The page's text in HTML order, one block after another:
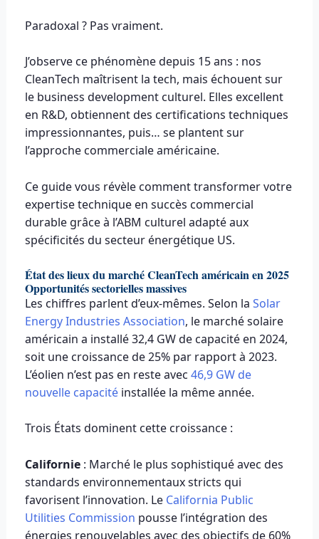
Paradoxal ? Pas vraiment.
J’observe ce phénomène depuis 15 ans : nos
CleanTech maîtrisent la tech, mais échouent sur
le business development culturel. Elles excellent
en R&D, obtiennent des certifications techniques
impressionnantes, puis… se plantent sur
l’approche commerciale américaine.
Ce guide vous révèle comment transformer votre
expertise technique en succès commercial
durable grâce à l’ABM culturel adapté aux
spécificités du secteur énergétique US.
État des lieux du marché CleanTech américain en 2025
Opportunités sectorielles massives
Les chiffres parlent d’eux-mêmes. Selon la Solar
Energy Industries Association, le marché solaire
américain a installé 32,4 GW de capacité en 2024,
soit une croissance de 25% par rapport à 2023.
L’éolien n’est pas en reste avec 46,9 GW de
nouvelle capacitéinstallée la même année.
Trois États dominent cette croissance :
Californie : Marché le plus sophistiqué avec des
standards environnementaux stricts qui
favorisent l’innovation. Le California Public
Utilities Commission pousse l’intégration des
énergies renouvelables avec des objectifs de 60%